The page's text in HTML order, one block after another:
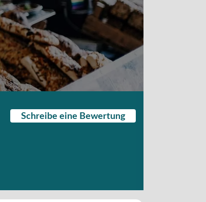
Schreibe eine Bewertung